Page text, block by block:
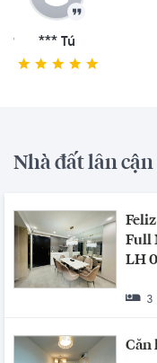
07/11/2023
Nhà đất lân cận
Full
LH
3
Căn